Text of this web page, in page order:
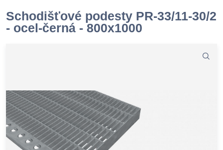
Schodišťové podesty PR-33/11-30/2
- ocel-černá - 800x1000